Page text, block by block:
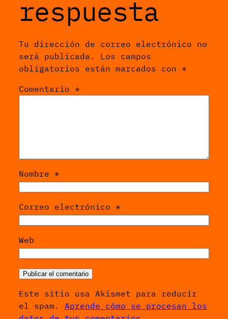
respuesta
Tu dirección de correo electrónico no
será publicada.
Los campos
obligatorios están marcados con *
Comentario *
Nombre *
Correo electrónico *
Web
Este sitio usa Akismet para reducir
el spam. Aprende cómo se procesan los